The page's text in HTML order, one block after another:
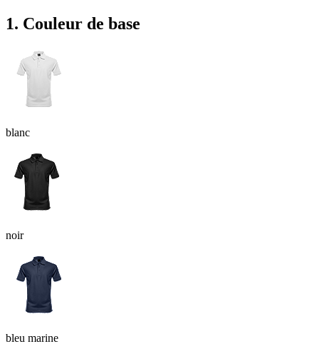
1. Couleur de base
blanc
noir
bleu marine